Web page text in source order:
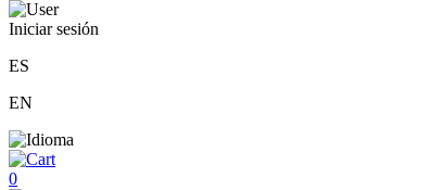
Iniciar sesión
ES
EN
0